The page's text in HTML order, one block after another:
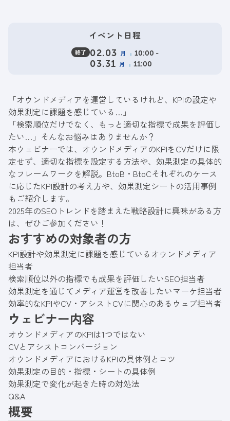
イベント日程
終了 02.03 月 10:00 -
03.31 月 11:00
「オウンドメディアを運営しているけれど、KPIの設定や
効果測定に課題を感じている…」
「検索順位だけでなく、もっと適切な指標で成果を評価し
たい…」そんなお悩みはありませんか？
本ウェビナーでは、オウンドメディアのKPIをCVだけに限
定せず、適切な指標を設定する方法や、効果測定の具体的
なフレームワークを解説。BtoB・BtoCそれぞれのケース
に応じたKPI設計の考え方や、効果測定シートの活用事例
もご紹介します。
2025年のSEOトレンドを踏まえた戦略設計に興味がある方
は、ぜひご参加ください！
おすすめの対象者の方
KPI設計や効果測定に課題を感じているオウンドメディア
担当者
検索順位以外の指標でも成果を評価したいSEO担当者
効果測定を通じてメディア運営を改善したいマーケ担当者
効率的なKPIやCV・アシストCVに関心のあるウェブ担当者
ウェビナー内容
オウンドメディアのKPIは1つではない
CVとアシストコンバージョン
オウンドメディアにおけるKPIの具体例とコツ
効果測定の目的・指標・シートの具体例
効果測定で変化が起きた時の対処法
Q&A
概要